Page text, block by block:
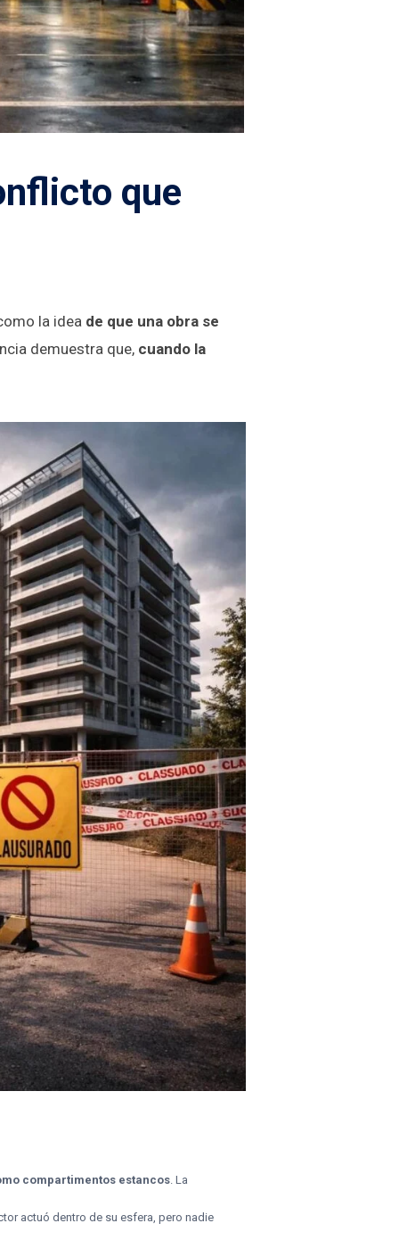
que
la idea de que una obra se
demuestra que, cuando la
compartimentos estancos. La
actuó dentro de su esfera, pero nadie